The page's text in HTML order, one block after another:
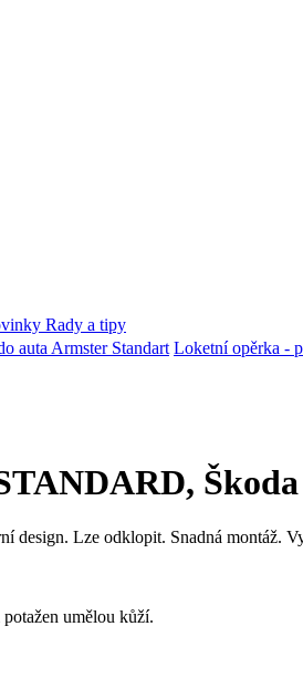
Rady a tipy
auta Armster Standart Loketní opěrka -
Škoda
design. Lze odklopit. Snadná montáž.
umělou kůží.